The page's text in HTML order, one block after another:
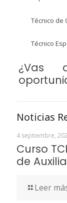
Técnico de
Técnico
¿Vas
Noticias
4 septiembre,
Curso
de
Leer